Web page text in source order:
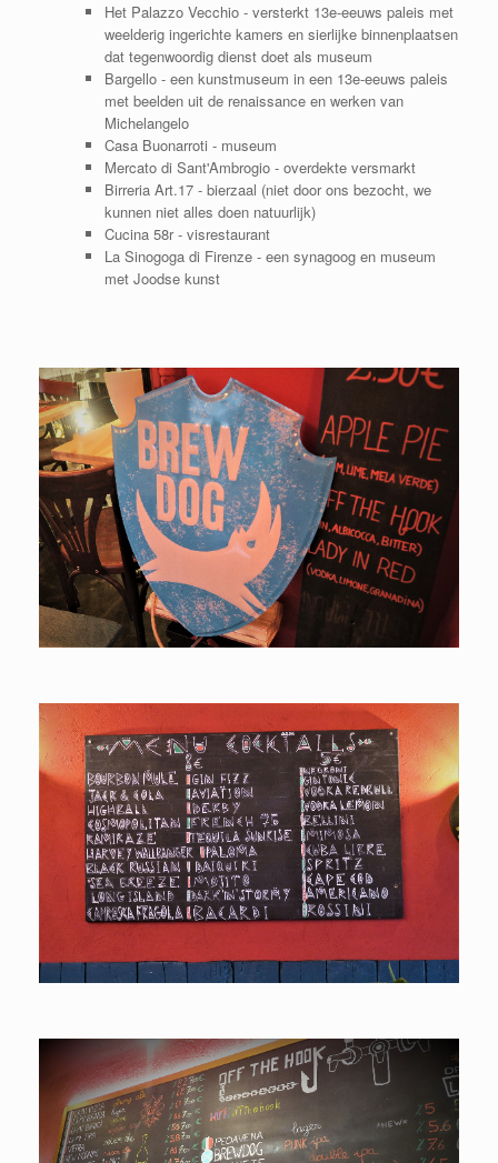
Het Palazzo Vecchio - versterkt 13e-eeuws paleis met
weelderig ingerichte kamers en sierlijke binnenplaatsen
dat tegenwoordig dienst doet als museum
Bargello - een kunstmuseum in een 13e-eeuws paleis
met beelden uit de renaissance en werken van
Michelangelo
Casa Buonarroti - museum
Mercato di Sant'Ambrogio - overdekte versmarkt
Birreria Art.17 - bierzaal (niet door ons bezocht, we
kunnen niet alles doen natuurlijk)
Cucina 58r - visrestaurant
La Sinogoga di Firenze - een synagoog en museum
met Joodse kunst